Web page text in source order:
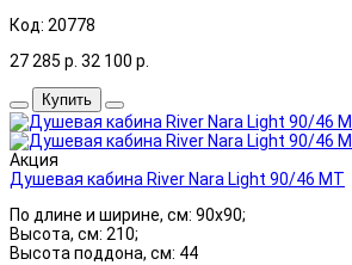
Код: 20778
27 285 р. 32 100 р.
Купить
Акция
Душевая кабина River Nara Light 90/46 МТ
По длине и ширине, см: 90x90;
Высота, см: 210;
Высота поддона, см: 44